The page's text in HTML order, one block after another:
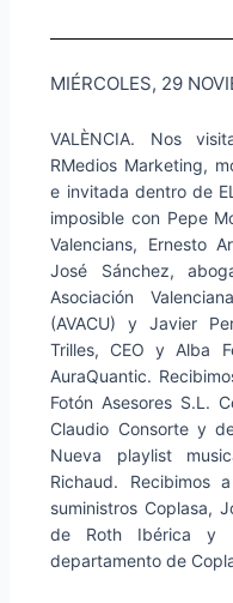
MIÉRCOLES, 29
VALÈNCIA. Nos
RMedios Marketing,
e invitada dentro de
imposible con Pepe
Valencians, Ernesto
José Sánchez,
Asociación
(AVACU) y Javier
Trilles, CEO y Alba
AuraQuantic.
Fotón Asesores S.L.
Claudio Consorte y
Nueva playlist
Richaud. Recibimos
suministros Coplasa,
de Roth Ibérica y
departamento de